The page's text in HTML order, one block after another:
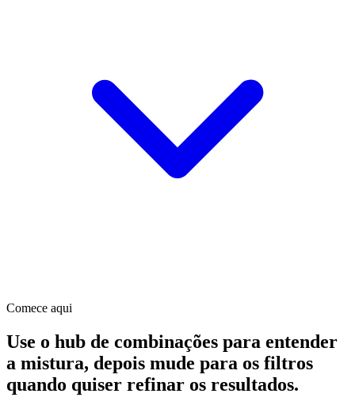
Comece aqui
Use o hub de combinações para entender
a mistura, depois mude para os filtros
quando quiser refinar os resultados.